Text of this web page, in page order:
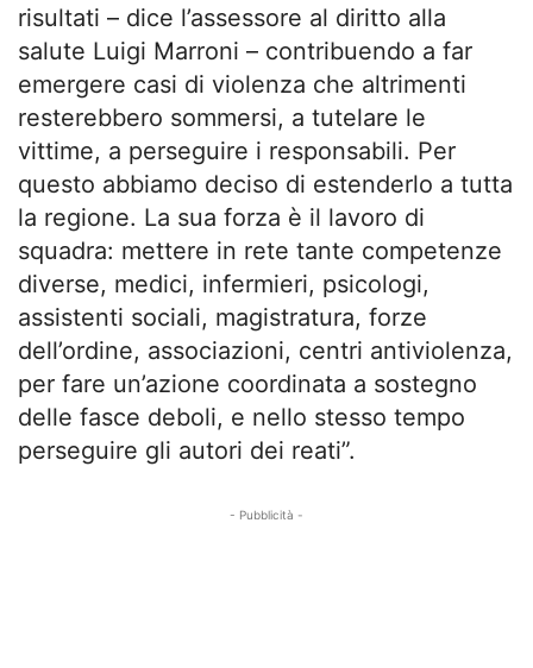
risultati – dice l’assessore al diritto alla
salute Luigi Marroni – contribuendo a far
emergere casi di violenza che altrimenti
resterebbero sommersi, a tutelare le
vittime, a perseguire i responsabili. Per
questo abbiamo deciso di estenderlo a tutta
la regione. La sua forza è il lavoro di
squadra: mettere in rete tante competenze
diverse, medici, infermieri, psicologi,
assistenti sociali, magistratura, forze
dell’ordine, associazioni, centri antiviolenza,
per fare un’azione coordinata a sostegno
delle fasce deboli, e nello stesso tempo
perseguire gli autori dei reati”.
- Pubblicità -